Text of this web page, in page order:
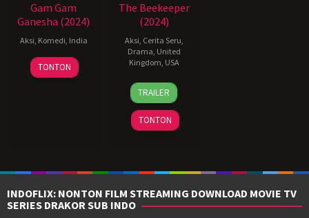
Gam Gam
Ganesha (2024)
Aksi, Komedi, India
31
May
Uday
Shetty
TONTON
The Beekeeper
(2024)
Aksi, Cerita Seru,
Drama, United
Kingdom, USA
8
Jan
2024
David
Ayer
TRAILER
TONTON
INDOFLIX: NONTON FILM STREAMING DOWNLOAD MOVIE TV
SERIES DRAKOR SUB INDO